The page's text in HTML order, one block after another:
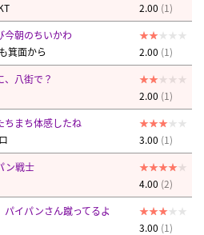
2.00 (1)
今朝のちいかわ
箕面から 2.00 (1)
、八街で？
2.00 (1)
ちまち体感したね
3.00 (1)
ン戦士
4.00 (2)
パイパンさん蹴ってるよ
3.00 (1)